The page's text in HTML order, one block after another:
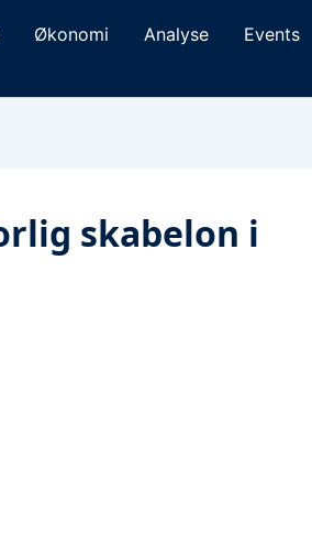
Økonomi Analyse Events
skabelon i